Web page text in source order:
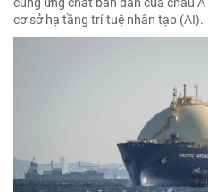
cơ sở hạ tầng trí tuệ nhân tạo (AI).